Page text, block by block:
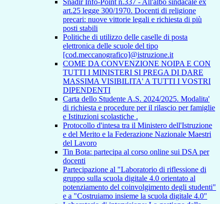
Snadir Info-Point n.337 - All'albo sindacale ex
art.25 legge 300/1970. Docenti di religione
precari: nuove vittorie legali e richiesta di più
posti stabili
Politiche di utilizzo delle caselle di posta
elettronica delle scuole del tipo
[cod.meccanografico]@istruzione.it
COME DA CONVENZIONE NOIPA E CON
TUTTI I MINISTERI SI PREGA DI DARE
MASSIMA VISIBILITA' A TUTTI I VOSTRI
DIPENDENTI
Carta dello Studente A.S. 2024/2025. Modalita'
di richiesta e procedure per il rilascio per famiglie
e Istituzioni scolastiche .
Protocollo d'intesa tra il Ministero dell'Istruzione
e del Merito e la Federazione Nazionale Maestri
del Lavoro
Tin Bota: partecipa al corso online sui DSA per
docenti
Partecipazione al "Laboratorio di riflessione di
gruppo sulla scuola digitale 4.0 orientato al
potenziamento del coinvolgimento degli studenti"
e a "Costruiamo insieme la scuola digitale 4.0"